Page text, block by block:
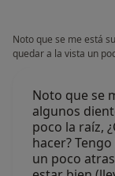
Noto que se me está
quedar a la vista un
Noto que se
algunos
poco la raíz,
hacer?
un poco